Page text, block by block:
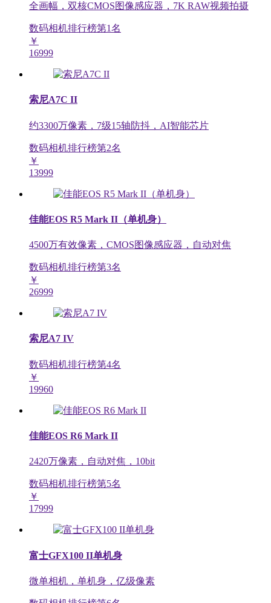
全画幅，双核CMOS图像感应器，7K RAW视频拍摄
数码相机排行榜第1名
￥
16999
索尼A7C II
约3300万像素，7级15轴防抖，AI智能芯片
数码相机排行榜第2名
￥
13999
佳能EOS R5 Mark II（单机身）
4500万有效像素，CMOS图像感应器，自动对焦
数码相机排行榜第3名
￥
26999
索尼A7 IV
数码相机排行榜第4名
￥
19960
佳能EOS R6 Mark II
2420万像素，自动对焦，10bit
数码相机排行榜第5名
￥
17999
富士GFX100 II单机身
微单相机，单机身，亿级像素